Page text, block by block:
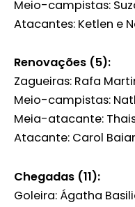
Meio-campistas:
Atacantes: Ketlen e
Renovações (5):
Zagueiras: Rafa
Meio-campistas:
Meia-atacante:
Atacante: Carol
Chegadas (11):
Goleira: Ágatha